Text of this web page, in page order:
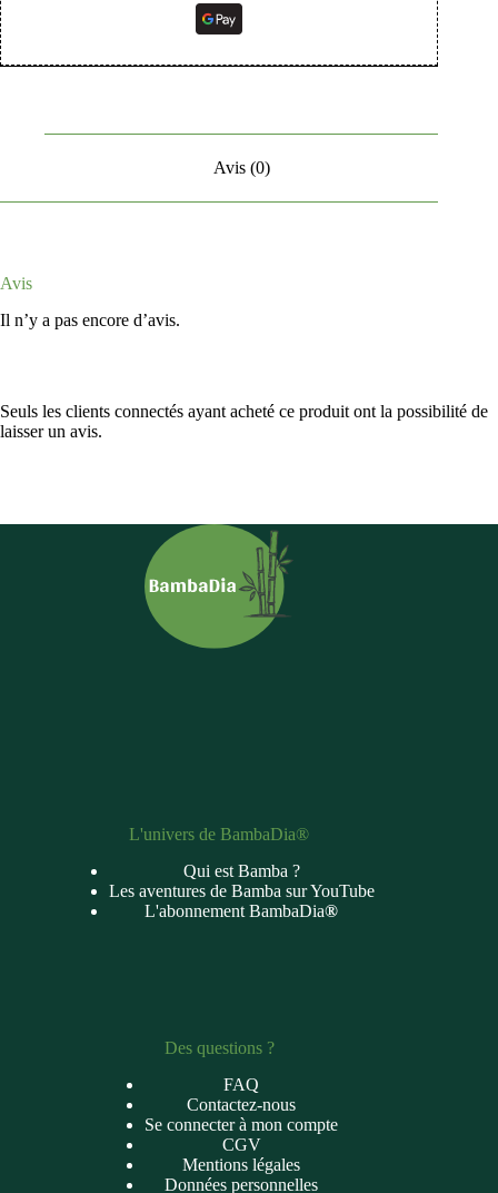
Avis (0)
Avis
Il n’y a pas encore d’avis.
Seuls les clients connectés ayant acheté ce produit ont la possibilité de
laisser un avis.
L'univers de BambaDia®
Qui est Bamba ?
Les aventures de Bamba sur YouTube
L'abonnement BambaDia®
Des questions ?
FAQ
Contactez-nous
Se connecter à mon compte
CGV
Mentions légales
Données personnelles